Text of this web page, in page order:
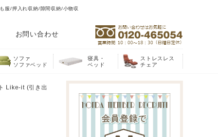
服/押入れ収納/隙間収納/小物収
お問い合わせ
ソファ
ソファベッド
寝具・
ベッド
ストレスレス
チェア
Like-it (引き出